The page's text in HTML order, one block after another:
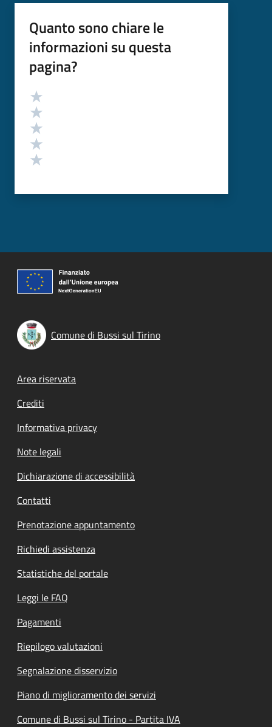
Quanto sono chiare le
informazioni su questa
pagina?
Valutazione
Comune di Bussi sul Tirino
Footer menu
Area riservata
Crediti
Informativa privacy
Note legali
Dichiarazione di accessibilità
Contatti
Prenotazione appuntamento
Richiedi assistenza
Statistiche del portale
Leggi le FAQ
Pagamenti
Riepilogo valutazioni
Segnalazione disservizio
Piano di miglioramento dei servizi
Comune di Bussi sul Tirino - Partita IVA